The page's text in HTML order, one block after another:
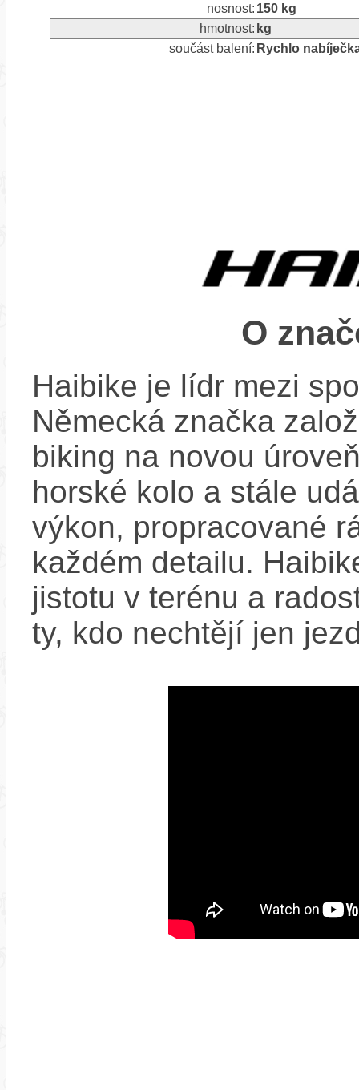
nosnost: 150 kg
hmotnost: kg
součást balení: Rychlo
O
Haibike je lídr mezi
Německá značka
biking na novou
horské kolo a stále
výkon, propracované
každém detailu.
jistotu v terénu a
ty, kdo nechtějí jen